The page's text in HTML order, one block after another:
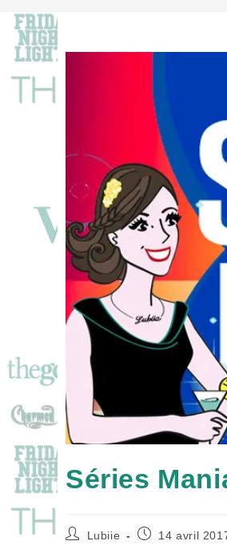
Séries
Auteur/autrice
Lubiie
Publication
14 avril